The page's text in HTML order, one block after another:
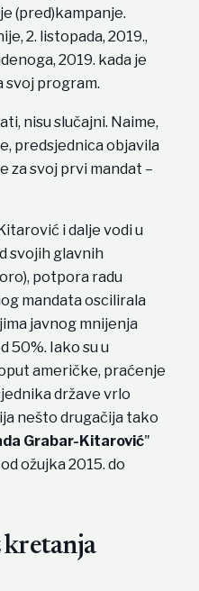
(pred)kampanje.
2. listopada, 2019.,
2019. kada je
svoj program.
nisu slučajni. Naime,
predsjednica objavila
za svoj prvi mandat –
i dalje vodi u
svojih glavnih
potpora radu
mandata oscilirala
javnog mnijenja
50%. Iako su u
američke, praćenje
države vrlo
nešto drugačija tako
Grabar-Kitarović"
ožujka 2015. do